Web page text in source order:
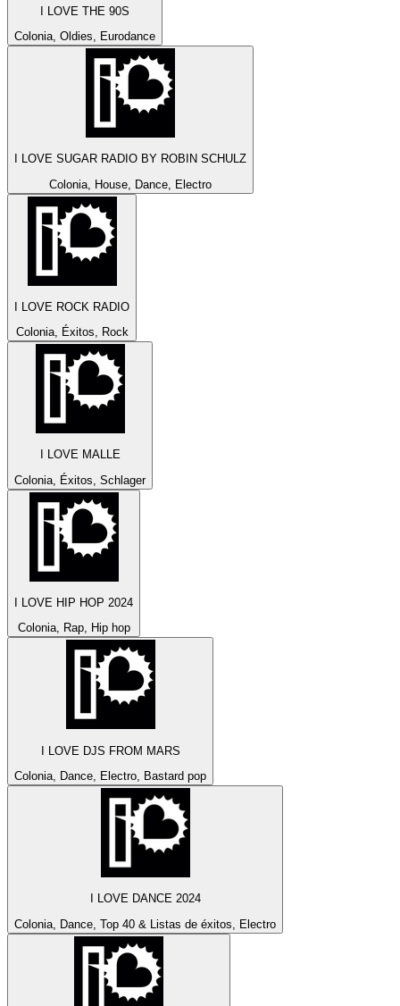
I LOVE THE 90S
Colonia, Oldies, Eurodance
I LOVE SUGAR RADIO BY ROBIN SCHULZ
Colonia, House, Dance, Electro
I LOVE ROCK RADIO
Colonia, Éxitos, Rock
I LOVE MALLE
Colonia, Éxitos, Schlager
I LOVE HIP HOP 2024
Colonia, Rap, Hip hop
I LOVE DJS FROM MARS
Colonia, Dance, Electro, Bastard pop
I LOVE DANCE 2024
Colonia, Dance, Top 40 & Listas de éxitos, Electro